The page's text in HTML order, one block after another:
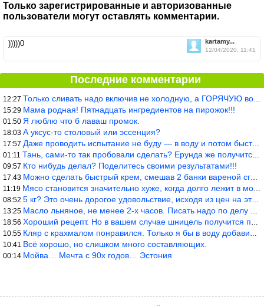
Только зарегистрированные и авторизованные
пользователи могут оставлять комментарии.
kartamy...
12/04/2020, 11:41
)))))0
Последние комментарии
12:27 Только сливать надо включив не холодную, а ГОРЯЧУЮ воду. Трубы в
15:29 Мама родная! Пятнадцать ингредиентов на пирожок!!!
01:50 Я люблю что б лаваш промок.
18:03 А уксус-то столовый или эссенция?
17:57 Даже проводить испытание не буду — в воду и потом быстро в раска
01:11 Тань, сами-то так пробовали сделать? Ерунда же получится. Нет, с
09:57 Кто нибудь делал? Поделитесь своими результатами!!!
17:43 Можно сделать быстрый крем, смешав 2 банки вареной сгущенки со с
11:19 Мясо становится значительно хуже, когда долго лежит в морозилке
08:52 5 кг? Это очень дорогое удовольствие, исходя из цен на эту ягоду
13:25 Масло льняное, не менее 2-х часов. Писать надо по делу и подробн
18:56 Хороший рецепт. Но в вашем случае шницель получится парено-варен
10:55 Кляр с крахмалом понравился. Только я бы в воду добавил бы молок
10:41 Всё хорошо, но слишком много составляющих.
00:14 Мойва… Мечта с 90х годов… Эстония